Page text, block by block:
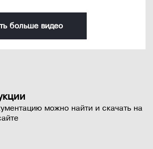
больше видео
можно найти и скачать на